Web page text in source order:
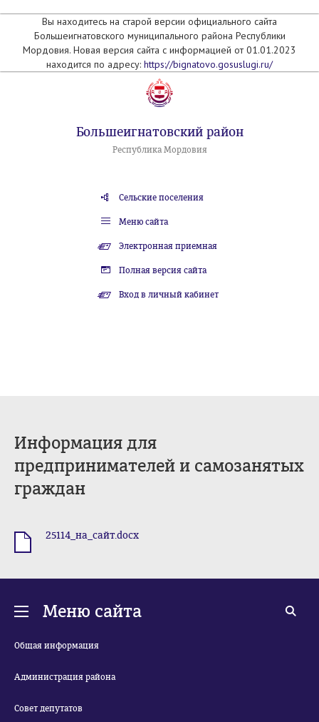
Вы находитесь на старой версии официального сайта
Большеигнатовского муниципального района Республики
Мордовия. Новая версия сайта с информацией от 01.01.2023
находится по адресу: https://bignatovo.gosuslugi.ru/
Большеигнатовский район
Республика Мордовия
Сельские поселения
Меню сайта
Электронная приемная
Полная версия сайта
Вход в личный кабинет
Информация для
предпринимателей и самозанятых
граждан
25114_на_сайт.docx
Меню сайта
Общая информация
Администрация района
Совет депутатов